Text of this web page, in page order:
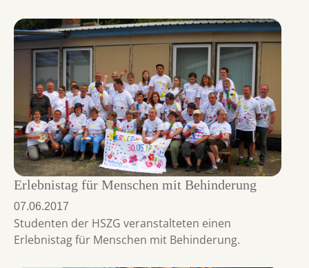
Erlebnistag für Menschen mit Behinderung
07.06.2017
Studenten der HSZG veranstalteten einen
Erlebnistag für Menschen mit Behinderung.